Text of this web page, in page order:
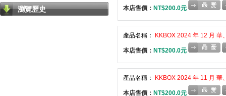
瀏覽歷史 本店售價： NT$200.0元
產品名稱： KKBOX 2024 年 12 月
本店售價： NT$200.0元
產品名稱： KKBOX 2024 年 11 月
本店售價： NT$200.0元